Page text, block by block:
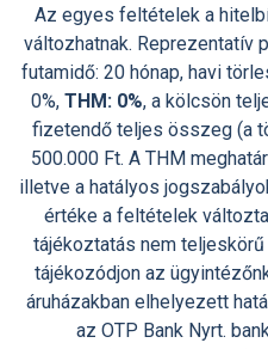
Az egyes feltételek a
változhatnak. Reprezentatív
futamidő: 20 hónap, havi
0%, THM: 0%, a kölcsön
fizetendő teljes összeg (a
500.000 Ft. A THM
illetve a hatályos
értéke a feltételek
tájékoztatás nem
tájékozódjon az
áruházakban elhelyezett
az OTP Bank Nyrt.